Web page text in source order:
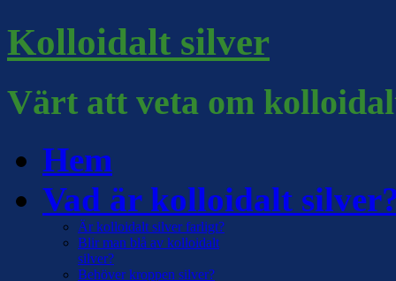
Kolloidalt silver
Värt att veta om
Hem
Vad är kolloidalt
Är kolloidalt silver farligt?
Blir man blå av kolloidalt
silver?
Behöver kroppen silver?